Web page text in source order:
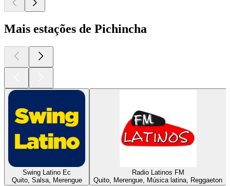
Mais estações de Pichincha
Swing Latino Ec
Quito, Salsa, Merengue
Radio Latinos FM
Quito, Merengue, Música latina, Reggaeton